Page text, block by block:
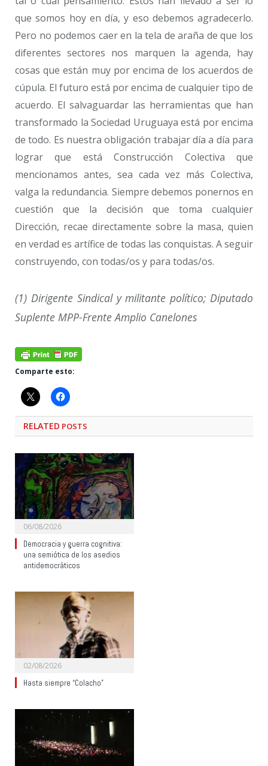
que somos hoy en día, y eso debemos agradecerlo.
Pero no podemos caer en la tela de araña de que los
diferentes sectores nos marquen la agenda, hay
cosas que están muy por encima de los acuerdos de
cúpula. El futuro está por encima de cualquier tipo de
acuerdo. El salvaguardar las herramientas que han
transformado la Sociedad Uruguaya está por encima
de todo. Es nuestra obligación trabajar día a día para
lograr que está Construcción Colectiva que
mencionamos antes, sea cada vez más Colectiva,
valga la redundancia. Siempre debemos ponernos en
cuestión que la decisión que toma cualquier
Dirección, recae directamente sobre la masa, quien
en verdad es artífice de todas las conquistas. A seguir
construyendo, con todas/os y para todas/os.
(1) Dirigente Sindical y militante político; Diputado
Suplente MPP-Frente Amplio Canelones
Comparte esto:
RELATED POSTS
06/08/2026
Democracia y guerra cognitiva:
una semiótica de los asedios
antidemocráticos
02/08/2026
Hasta siempre “Colacho”